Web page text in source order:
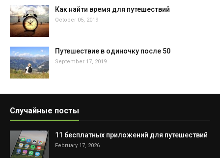
Как найти время для путешествий
October 05, 2019
Путешествие в одиночку после 50
September 17, 2019
Случайные посты
11 бесплатных приложений для путешествий
February 17, 2026